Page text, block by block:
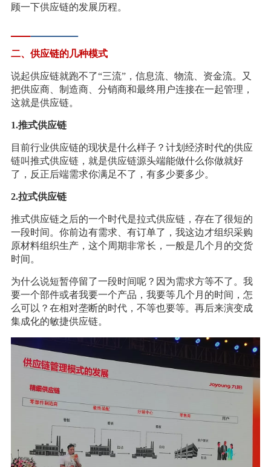
顾一下供应链的发展历程。
二、供应链的几种模式
说起供应链就跑不了“三流”，信息流、物流、资金流。又
把供应商、制造商、分销商和最终用户连接在一起管理，
这就是供应链。
1.推式供应链
目前行业供应链的现状是什么样子？计划经济时代的供应
链叫推式供应链，就是供应链源头端能做什么你做就好
了，反正后端需求你满足不了，有多少要多少。
2.拉式供应链
推式供应链之后的一个时代是拉式供应链，存在了很短的
一段时间。你前边有需求、有订单了，我这边才组织采购
原材料组织生产，这个周期非常长，一般是几个月的交货
时间。
为什么说短暂停留了一段时间呢？因为需求方等不了。我
要一个部件或者我要一个产品，我要等几个月的时间，怎
么可以？在相对垄断的时代，不等也要等。再后来演变成
集成化的敏捷供应链。